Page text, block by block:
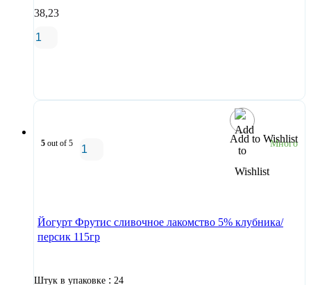
38,23
Add to Wishlist
5 out of 5 Много
Йогурт Фрутис сливочное лакомство 5% клубника/
персик 115гр
Штук в упаковке : 24